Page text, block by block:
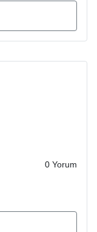
0 Yorum